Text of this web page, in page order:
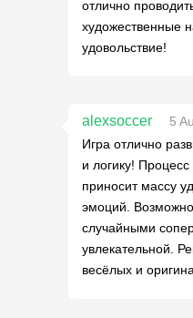
отлично
художественные
удовольствие!
alexsoccer
5
Игра отлично
и логику!
приносит массу
эмоций.
случайными
увлекательной.
весёлых и